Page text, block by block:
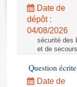
Rapports
Rapports sur
Baromètre de
Dossiers
Budget et
Date de
dépôt :
04/08/2026
sécurité des
et de
Question
Date de